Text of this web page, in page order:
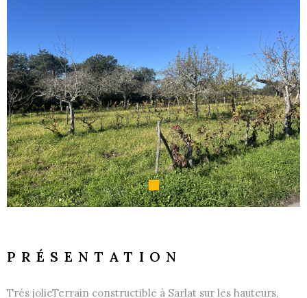
NOUS
PRÉSENTATION
Trés jolieTerrain constructible à Sarlat sur les hauteurs,